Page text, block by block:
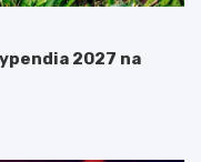
2027 na